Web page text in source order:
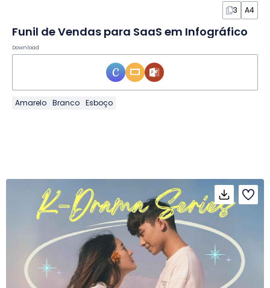
3 A4
Funil de Vendas para SaaS em Infográfico
Download
Amarelo Branco Esboço